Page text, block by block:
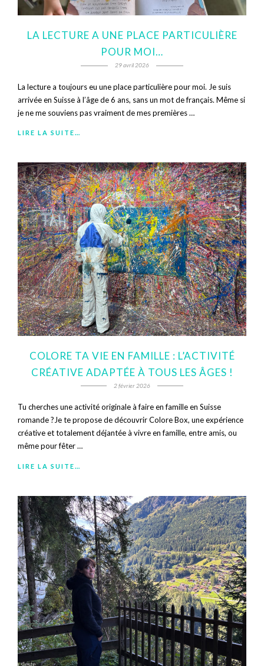
LA LECTURE A UNE PLACE PARTICULIÈRE
POUR MOI…
29 avril 2026
La lecture a toujours eu une place particulière pour moi. Je suis
arrivée en Suisse à l’âge de 6 ans, sans un mot de français. Même si
je ne me souviens pas vraiment de mes premières …
LIRE LA SUITE…
COLORE TA VIE EN FAMILLE : L’ACTIVITÉ
CRÉATIVE ADAPTÉE À TOUS LES ÂGES !
2 février 2026
Tu cherches une activité originale à faire en famille en Suisse
romande ?Je te propose de découvrir Colore Box, une expérience
créative et totalement déjantée à vivre en famille, entre amis, ou
même pour fêter …
LIRE LA SUITE…